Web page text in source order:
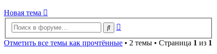
Новая тема
Поиск
Отметить все темы как прочтённые • 2 темы • Страница 1 из 1